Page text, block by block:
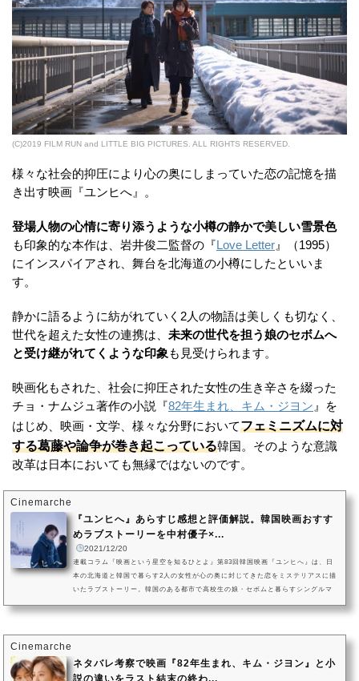
(C)2019 FILM RUN and LITTLE BIG PICTURES. ALL RIGHTS RESERVED.
様々な社会的抑圧により心の奥にしまっていた恋の記憶を描
き出す映画『ユンヒへ』。
登場人物の心情に寄り添うような小樽の静かで美しい雪景色
も印象的な本作は、岩井俊二監督の『 Love Letter 』（1995）
にインスパイアされ、舞台を北海道の小樽にしたといいま
す。
静かに語るように紡がれていく2人の物語は美しくも切なく、
世代を超えた女性の連携は、 未来の世代を担う娘のセボムへ
と受け継がれてくような印象も見受けられます。
映画化もされた、社会に抑圧された女性の生き辛さを綴った
チョ・ナムジュ著作の小説『82年生まれ、キム・ジヨン 』を
はじめ、映画・文学、様々な分野においてフェミニズムに対
する葛藤や論争が巻き起こっている韓国。そのような意識
改革は日本においても無縁ではないのです。
Cinemarche
『ユンヒへ』あらすじ感想と評価解説。韓国映画おすす
めラブストーリーを中村優子×...
2021/12/20
連載コラム『映画という星空を知るひとよ』第83回韓国映画『ユンヒへ』は、日
本の北海道と韓国で暮らす2人の女性が心の奥に封じてきた恋をミステリアスに描
いたラブストーリー。韓国のある都市で高校生の娘・セボムと暮らすシングルマ
Cinemarche
ネタバレ考察で映画『82年生まれ、キム・ジヨン』と小
説の違いをラスト結末の終わ...